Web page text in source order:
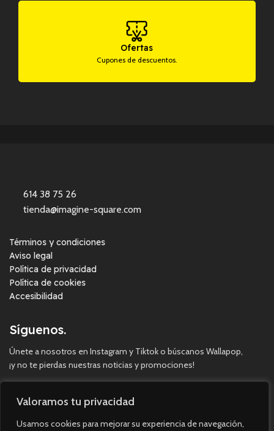
Valoramos tu privacidad
Usamos cookies para mejorar su experiencia de navegación,
Ofertas
Cupones de descuentos.
614 38 75 26
tienda@imagine-square.com
Términos y condiciones
Aviso legal
Política de privacidad
Política de cookies
Accesibilidad
Síguenos.
Únete a nosotros en Instagram y Tiktok o búscanos Wallapop,
¡y no te pierdas nuestras noticias y promociones!